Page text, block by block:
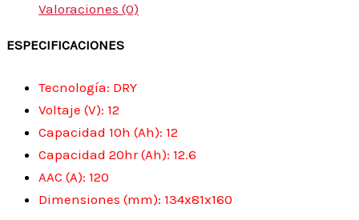
Valoraciones (0)
ESPECIFICACIONES
Tecnología: DRY
Voltaje (V): 12
Capacidad 10h (Ah): 12
Capacidad 20hr (Ah): 12.6
AAC (A): 120
Dimensiones (mm): 134x81x160